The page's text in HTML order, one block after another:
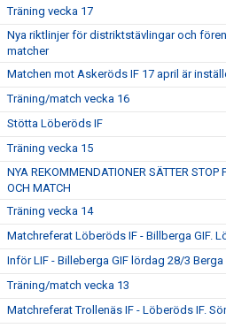
Träning vecka 17
Nya riktlinjer för distriktstävlingar och
matcher
Matchen mot Askeröds IF 17 april är
Träning/match vecka 16
Stötta Löberöds IF
Träning vecka 15
NYA REKOMMENDATIONER SÄTTER STOP
OCH MATCH
Träning vecka 14
Matchreferat Löberöds IF - Billberga GIF.
Inför LIF - Billeberga GIF lördag 28/3 Berga
Träning/match vecka 13
Matchreferat Trollenäs IF - Löberöds IF.